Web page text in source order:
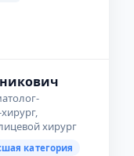
хирург
категория